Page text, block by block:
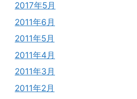
2017年5月
2011年6月
2011年5月
2011年4月
2011年3月
2011年2月